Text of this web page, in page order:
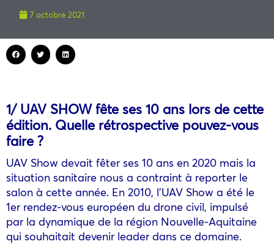
7 octobre 2021
1/ UAV SHOW fête ses 10 ans lors de cette
édition. Quelle rétrospective pouvez-vous
faire ?
UAV Show devait fêter ses 10 ans en 2020 mais la
situation sanitaire nous a contraint à reporter le
salon à cette année. En 2010, l’UAV Show a été le
1er rendez-vous européen du drone civil, impulsé
par la dynamique de la région Nouvelle-Aquitaine
qui souhaitait devenir leader dans ce domaine.